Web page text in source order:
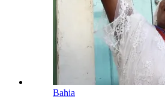
Bahia